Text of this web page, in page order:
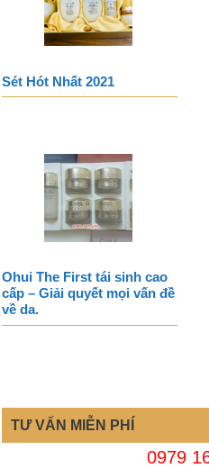
Sét Hót Nhất 2021
Ohui The First tái sinh cao
cấp – Giải quyết mọi vấn đề
về da.
TƯ VẤN MIỄN PHÍ
0979